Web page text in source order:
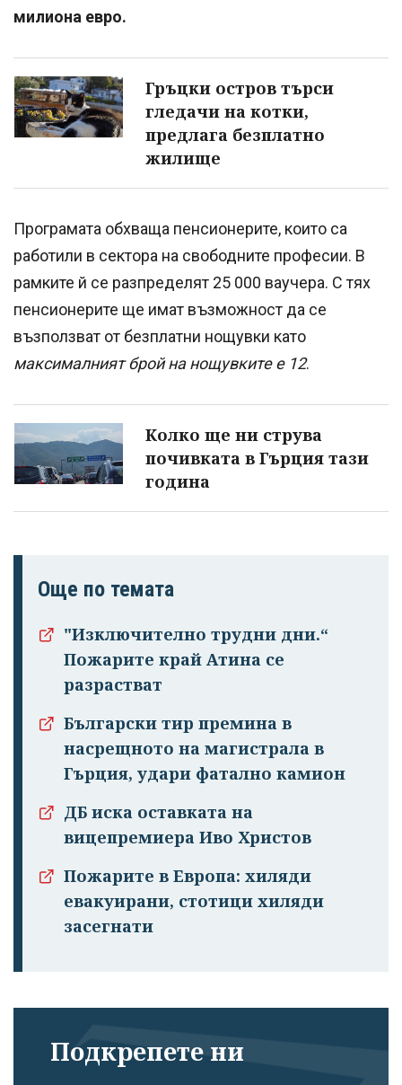
милиона евро.
Гръцки остров търси
гледачи на котки,
предлага безплатно
жилище
Програмата обхваща пенсионерите, които са
работили в сектора на свободните професии. В
рамките й се разпределят 25 000 ваучера. С тях
пенсионерите ще имат възможност да се
възползват от безплатни нощувки като
максималният брой на нощувките е 12.
Колко ще ни струва
почивката в Гърция тази
година
Още по темата
"Изключително трудни дни.“
Пожарите край Атина се
разрастват
Български тир премина в
насрещното на магистрала в
Гърция, удари фатално камион
ДБ иска оставката на
вицепремиера Иво Христов
Пожарите в Европа: хиляди
евакуирани, стотици хиляди
засегнати
Подкрепете ни